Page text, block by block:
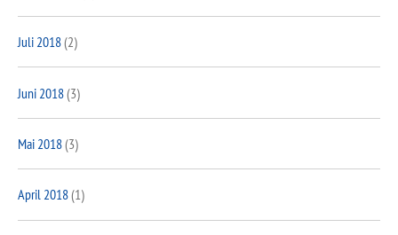
Juli 2018(2)
Juni 2018(3)
Mai 2018(3)
April 2018(1)